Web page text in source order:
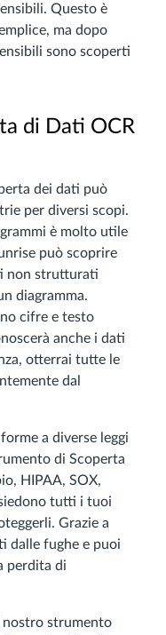
Questo è
ma dopo
sono scoperti
di Dati OCR
dei dati può
per diversi scopi.
è molto utile
può scoprire
non strutturati
diagramma.
cifre e testo
anche i dati
otterrai tutte le
dal
a diverse leggi
di Scoperta
HIPAA, SOX,
tutti i tuoi
Grazie a
dalle fughe e puoi
perdita di
strumento